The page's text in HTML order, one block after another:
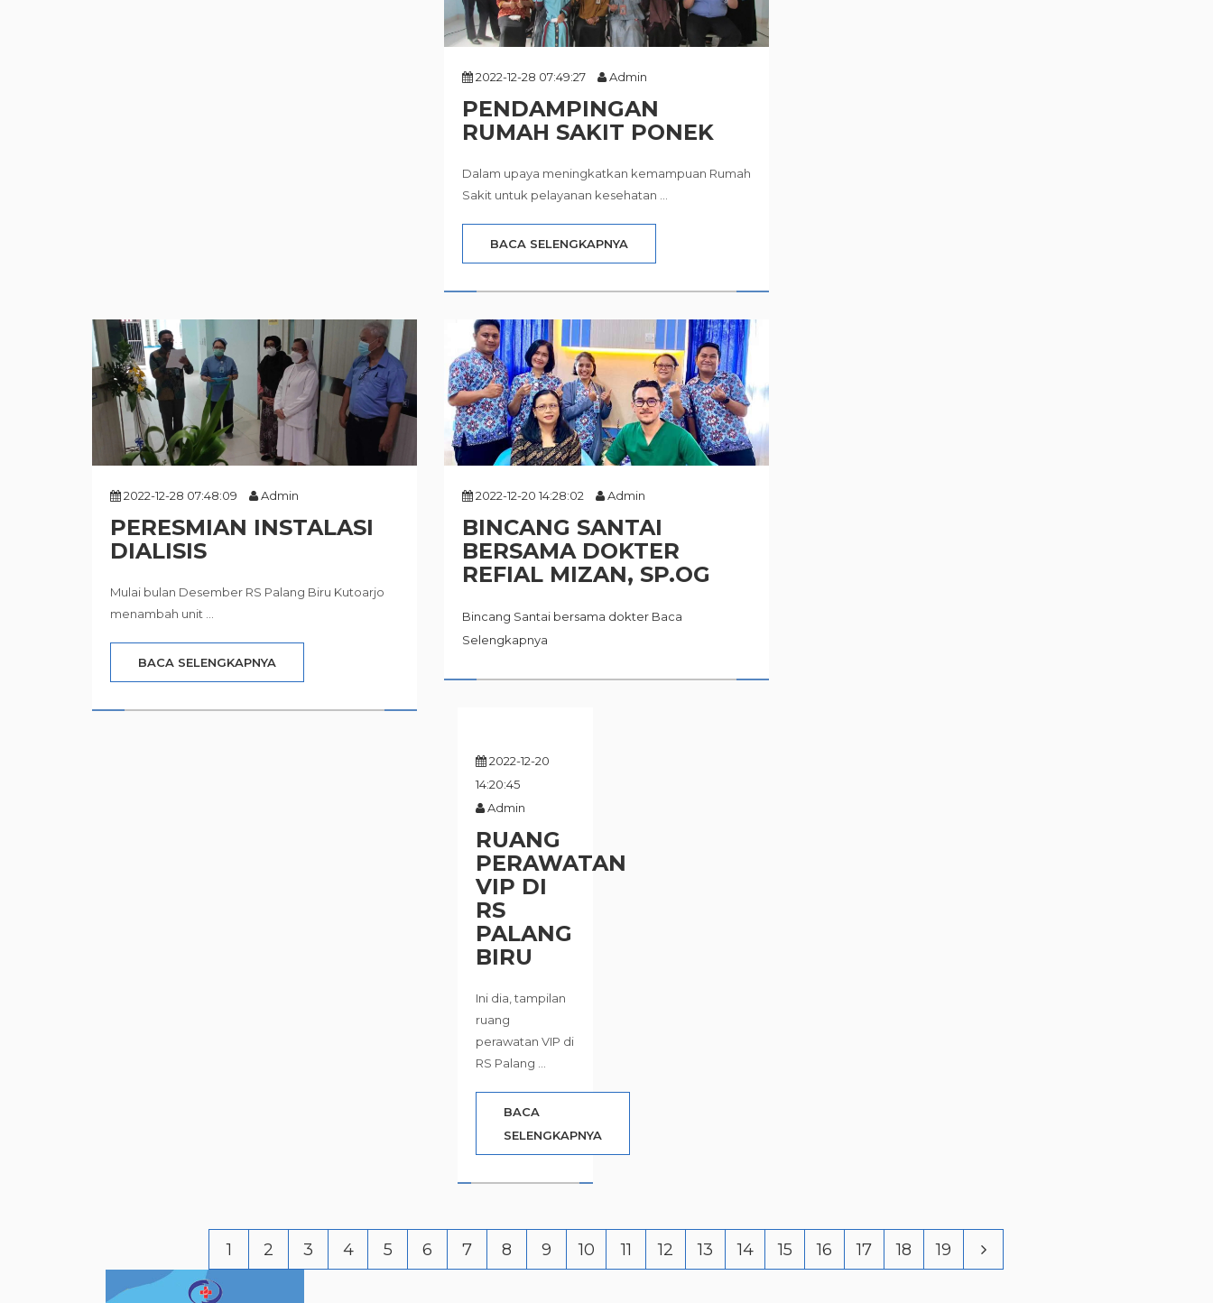
2022-12-28 07:49:27 Admin
PENDAMPINGAN
RUMAH SAKIT PONEK
Dalam upaya meningkatkan kemampuan Rumah
Sakit untuk pelayanan kesehatan ...
BACA SELENGKAPNYA
2022-12-28 07:48:09 Admin
PERESMIAN INSTALASI
DIALISIS
Mulai bulan Desember RS Palang Biru Kutoarjo
menambah unit ...
BACA SELENGKAPNYA
2022-12-20 14:28:02 Admin
BINCANG SANTAI
BERSAMA DOKTER
REFIAL MIZAN, SP.OG
Bincang Santai bersama dokter Baca
Selengkapnya
2022-12-20
14:20:45
Admin
RUANG
PERAWATAN
VIP DI
RS
PALANG
BIRU
Ini dia, tampilan
ruang
perawatan VIP di
RS Palang ...
BACA
SELENGKAPNYA
1 2 3 4 5 6 7 8 9 10 11 12 13 14 15 16 17 18 19